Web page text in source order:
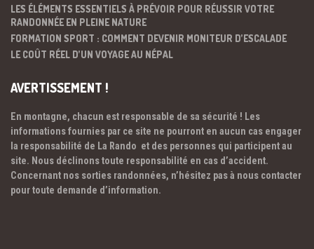
LES ÉLÉMENTS ESSENTIELS À PRÉVOIR POUR RÉUSSIR VOTRE
RANDONNÉE EN PLEINE NATURE
FORMATION SPORT : COMMENT DEVENIR MONITEUR D’ESCALADE
LE COÛT RÉEL D’UN VOYAGE AU NÉPAL
AVERTISSEMENT !
En montagne, chacun est responsable de sa sécurité ! Les
informations fournies par ce site ne pourront en aucun cas engager
la responsabilité de La Rando et des personnes qui participent au
site. Nous déclinons toute responsabilité en cas d’accident.
Concernant nos sorties randonnées, n’hésitez pas à nous contacter
pour toute demande d’information.